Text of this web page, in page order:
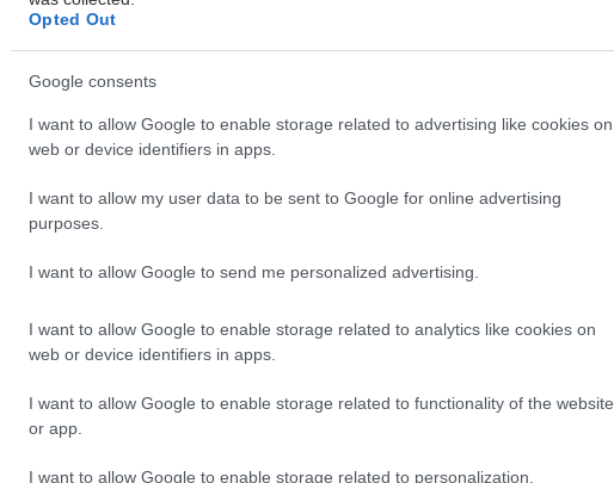
Opted Out
Google consents
I want to allow Google to enable storage related to advertising like cookies on
web or device identifiers in apps.
I want to allow my user data to be sent to Google for online advertising
purposes.
I want to allow Google to send me personalized advertising.
I want to allow Google to enable storage related to analytics like cookies on
web or device identifiers in apps.
I want to allow Google to enable storage related to functionality of the website
or app.
I want to allow Google to enable storage related to personalization.
Τραγανά και υγιεινά σνακ αντί για πατατάκια
Νέο φάρμακο για την παχυσαρκία: Σημαντική απώλεια βάρους
με μία ένεση Mazdutide την εβδομάδα
Μαγειρικά σκεύη και υγεία: Τι δείχνουν οι νέες μελέτες